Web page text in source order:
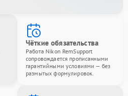
Чёткие обязательства
Работа Nikon RemSupport
сопровождается прописанными
гарантийными условиями — без
размытых формулировок.